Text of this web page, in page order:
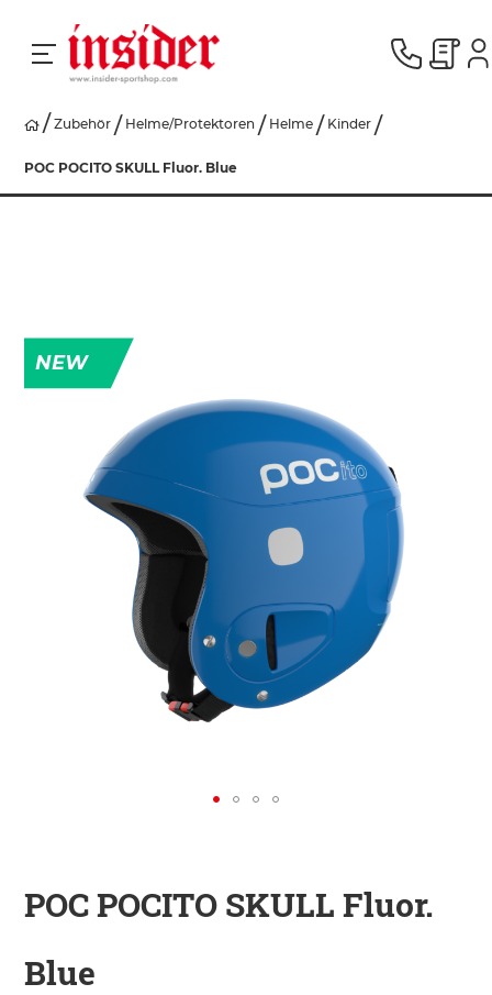
DAMEN
Zubehör Helme/Protektoren Helme Kinder
POC POCITO SKULL Fluor. Blue
NEW
POC POCITO SKULL Fluor.
Blue